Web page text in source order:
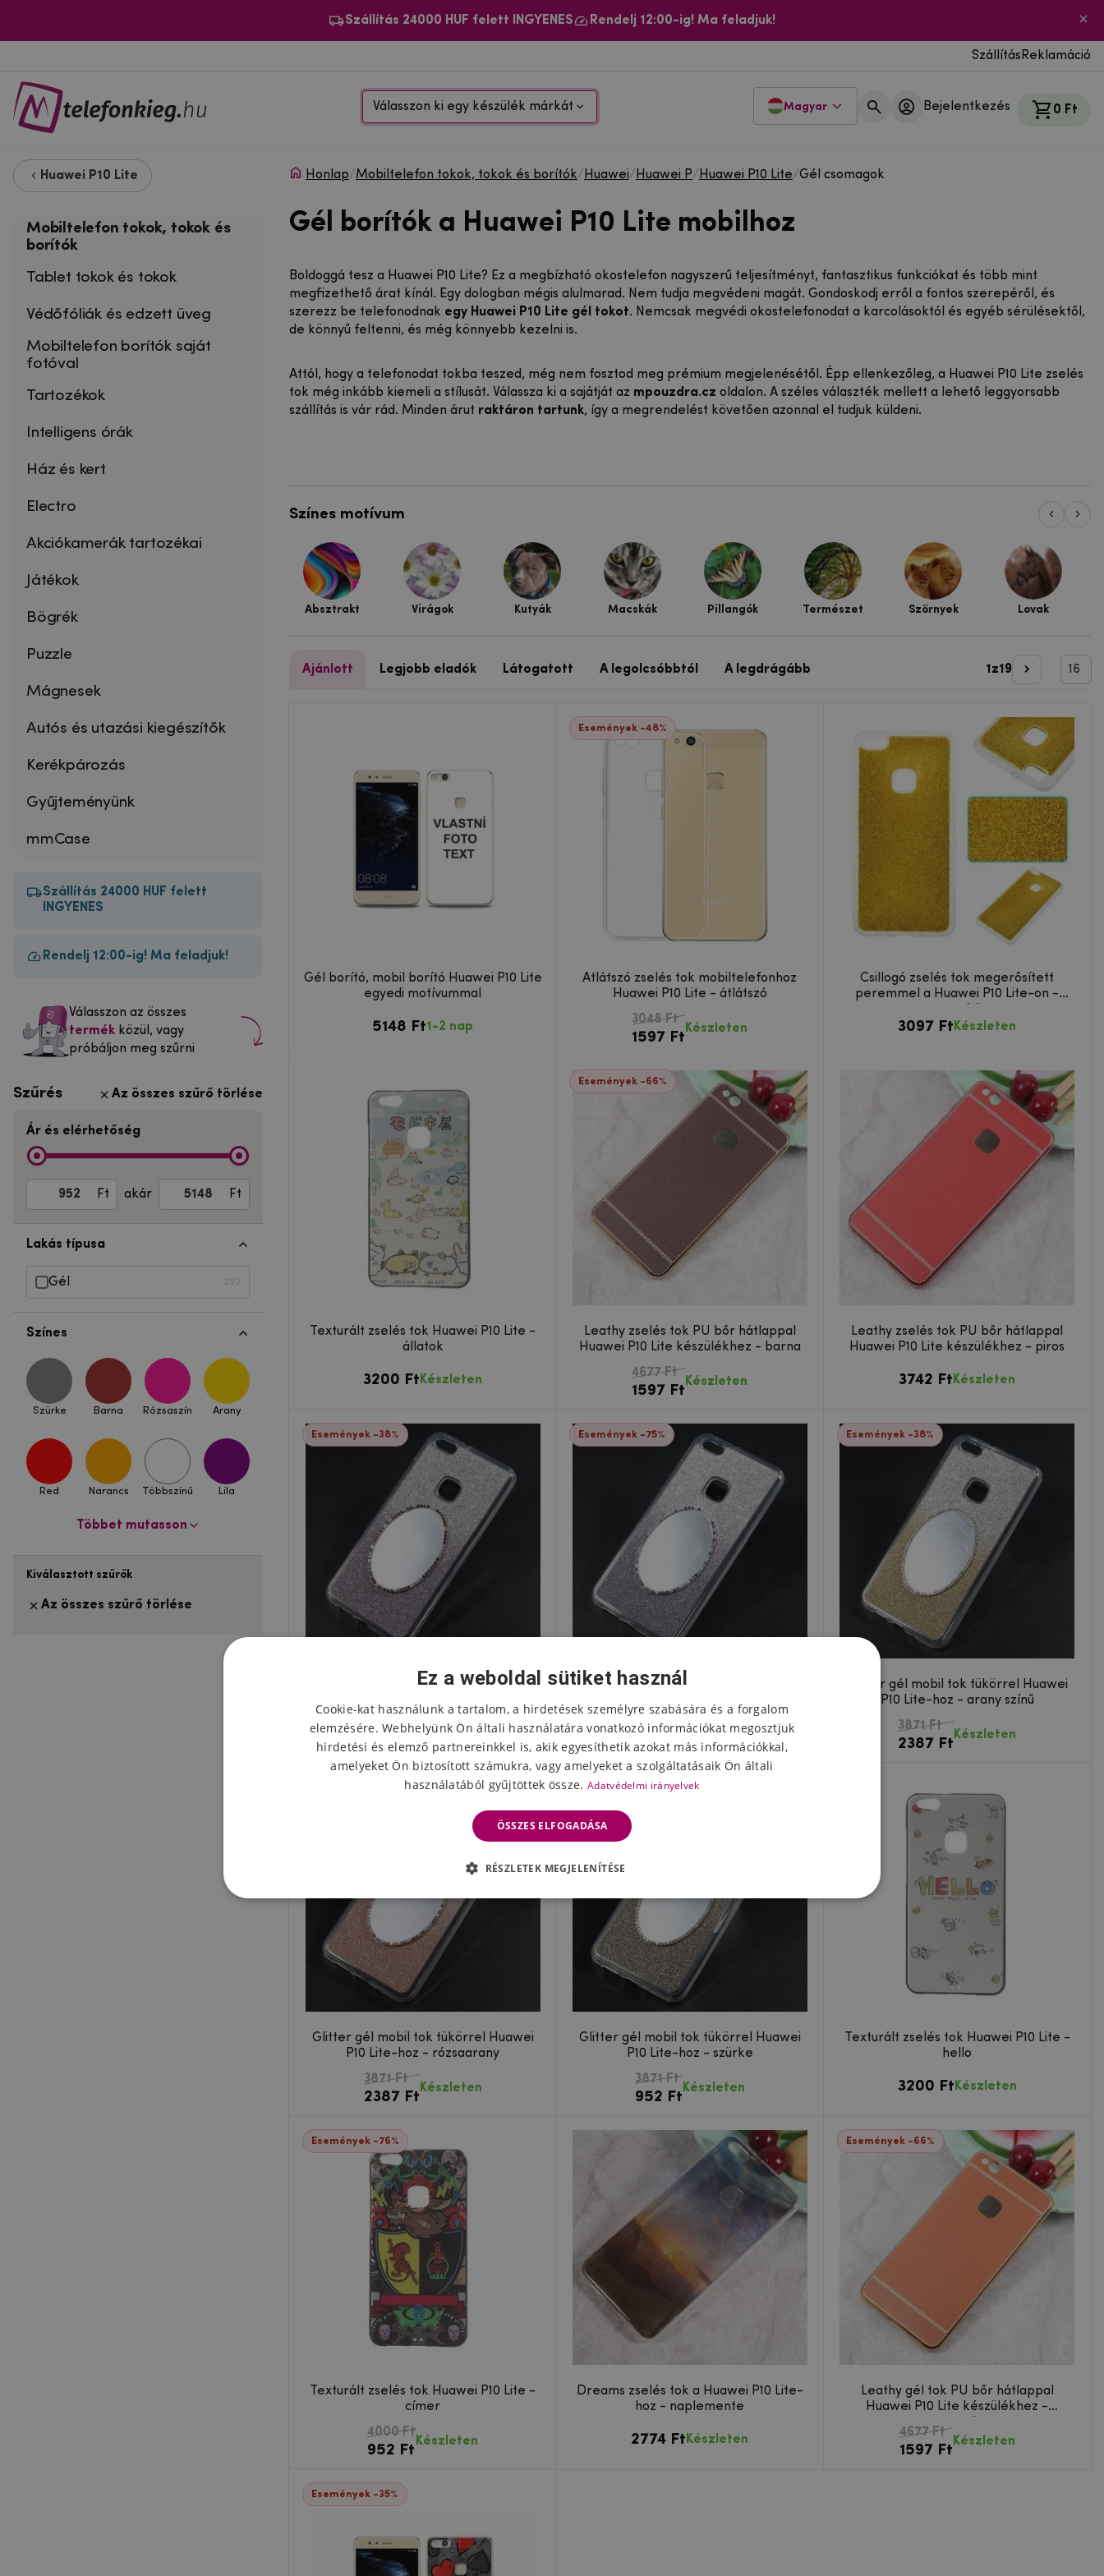
Szállítás 24000 HUF felett INGYENES Rendelj 12:00-ig! Ma feladjuk!
Szállítás Reklamáció
Válasszon ki egy készülék márkát Magyar Bejelentkezés 0 Ft
Honlap/Mobiltelefon tokok, tokok és borítók/ Huawei/ Huawei P/ Huawei P10 Lite/Gél csomagok
Gél borítók a Huawei P10 Lite mobilhoz
Boldoggá tesz a Huawei P10 Lite? Ez a megbízható okostelefon nagyszerű teljesítményt, fantasztikus funkciókat és több mint
megfizethető árat kínál. Egy dologban mégis alulmarad. Nem tudja megvédeni magát. Gondoskodj erről a fontos szerepéről, és
szerezz be telefonodnak egy Huawei P10 Lite gél tokot. Nemcsak megvédi okostelefonodat a karcolásoktól és egyéb sérülésektől,
de könnyű feltenni, és még könnyebb kezelni is.
Attól, hogy a telefonodat tokba teszed, még nem fosztod meg prémium megjelenésétől. Épp ellenkezőleg, a Huawei P10 Lite zselés
tok még inkább kiemeli a stílusát. Válassza ki a sajátját az mpouzdra.cz oldalon. A széles választék mellett a lehető leggyorsabb
szállítás is vár rád. Minden árut raktáron tartunk, így a megrendelést követően azonnal el tudjuk küldeni.
Színes motívum
Absztrakt Virágok Kutyák Macskák Pillangók Természet Szörnyek Lovak
Ajánlott Legjobb eladók Látogatott A legolcsóbbtól A legdrágább 1z19
Gél borító, mobil borító Huawei P10 Lite
egyedi motívummal
5148 Ft1-2 nap
Események -48%
Átlátszó zselés tok mobiltelefonhoz
Huawei P10 Lite - átlátszó
3048 Ft
1597 Ft
Készleten
Csillogó zselés tok megerősített
peremmel a Huawei P10 Lite-on -
3097 FtKészleten
Texturált zselés tok Huawei P10 Lite -
állatok
3200 FtKészleten
Események -66%
Leathy zselés tok PU bőr hátlappal
Huawei P10 Lite készülékhez - barna
4677 Ft
1597 Ft
Készleten
Leathy zselés tok PU bőr hátlappal
Huawei P10 Lite készülékhez - piros
3742 FtKészleten
Események -38%
Glitter gél mobil tok tükörrel Huawei
3871 Ft
2387 Ft
Készleten
Események -75%
Glitter gél mobil tok tükörrel Huawei
3871 Ft
952 Ft
Készleten
Események -38%
Glitter gél mobil tok tükörrel Huawei
P10 Lite-hoz - arany színű
3871 Ft
2387 Ft
Készleten
Glitter gél mobil tok tükörrel Huawei
P10 Lite-hoz - rózsaarany
3871 Ft
2387 Ft
Készleten
Események -75%
Glitter gél mobil tok tükörrel Huawei
P10 Lite-hoz - szürke
3871 Ft
952 Ft
Készleten
Texturált zselés tok Huawei P10 Lite -
hello
3200 FtKészleten
Események -76%
Texturált zselés tok Huawei P10 Lite -
címer
4000 Ft
952 Ft
Készleten
Dreams zselés tok a Huawei P10 Lite-
hoz - naplemente
2774 FtKészleten
Események -66%
Leathy gél tok PU bőr hátlappal
Huawei P10 Lite készülékhez -
narancssárga
4677 Ft
1597 Ft
Készleten
Események -35%
Huawei P10 Lite
Mobiltelefon tokok, tokok és
borítók
Tablet tokok és tokok
Védőfóliák és edzett üveg
Mobiltelefon borítók saját
fotóval
Tartozékok
Intelligens órák
Ház és kert
Electro
Akciókamerák tartozékai
Játékok
Bögrék
Puzzle
Mágnesek
Autós és utazási kiegészítők
Kerékpározás
Gyűjteményünk
mmCase
Szállítás 24000 HUF felett
INGYENES
Rendelj 12:00-ig! Ma feladjuk!
Válasszon az összes
termék közül, vagy
próbáljon meg szűrni
Szűrés Az összes szűrő törlése
Ár és elérhetőség
Ft akár Ft
Lakás típusa
Gél
Színes
Szürke Barna Rózsaszín Arany
Red Narancs Többszínű Lila
Többet mutasson
Kiválasztott szűrők
Az összes szűrő törlése
Ez a weboldal sütiket használ
Cookie-kat használunk a tartalom, a hirdetések személyre szabására és a forgalom
elemzésére. Webhelyünk Ön általi használatára vonatkozó információkat megosztjuk
hirdetési és elemző partnereinkkel is, akik egyesíthetik azokat más információkkal,
amelyeket Ön biztosított számukra, vagy amelyeket a szolgáltatásaik Ön általi
használatából gyűjtöttek össze. Adatvédelmi irányelvek
ÖSSZES ELFOGADÁSA
RÉSZLETEK MEGJELENÍTÉSE